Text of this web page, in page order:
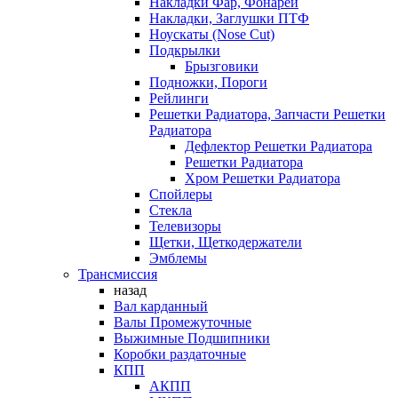
Накладки, Заглушки ПТФ
Ноускаты (Nose Cut)
Подкрылки
Брызговики
Подножки, Пороги
Рейлинги
Решетки Радиатора, Запчасти Решетки
Радиатора
Дефлектор Решетки Радиатора
Решетки Радиатора
Хром Решетки Радиатора
Спойлеры
Стекла
Телевизоры
Щетки, Щеткодержатели
Эмблемы
Трансмиссия
назад
Вал карданный
Валы Промежуточные
Выжимные Подшипники
Коробки раздаточные
КПП
АКПП